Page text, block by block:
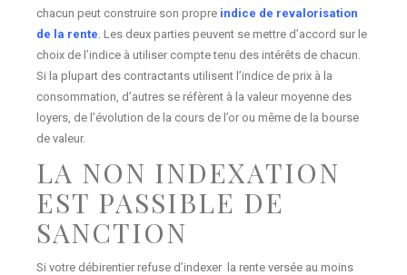
chacun peut construire son propre indice de revalorisation
de la rente Les deux parties peuvent se mettre d’accord sur le
choix de l’indice à utiliser compte tenu des intérêts de chacun.
Si la plupart des contractants utilisent l’indice de prix à la
consommation, d’autres se réfèrent à la valeur moyenne des
loyers, de l’évolution de la cours de l’or ou même de la bourse
de valeur.
LA NON INDEXATION
EST PASSIBLE DE
SANCTION
Si votre débirentier refuse d’indexer la rente versée au moins